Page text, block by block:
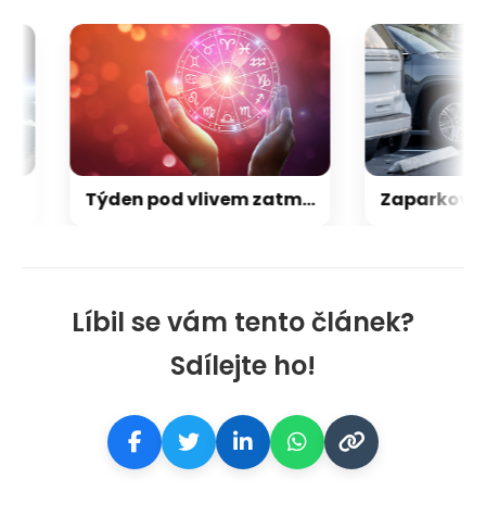
Líbil se vám tento článek?
Sdílejte ho!
Týden pod vlivem zatmění Slunce. Jaký horoskop čeká vaše znamení?